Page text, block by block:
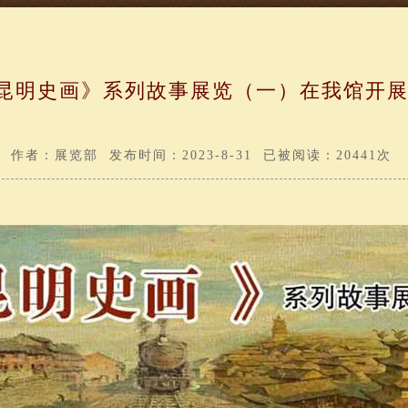
明史画》系列故事展览（一）在我馆开
作者：展览部 发布时间：2023-8-31 已被阅读：20441次